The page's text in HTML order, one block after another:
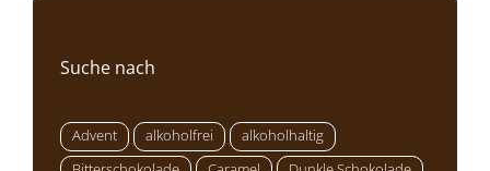
Suche nach
Advent alkoholfrei
alkoholhaltig